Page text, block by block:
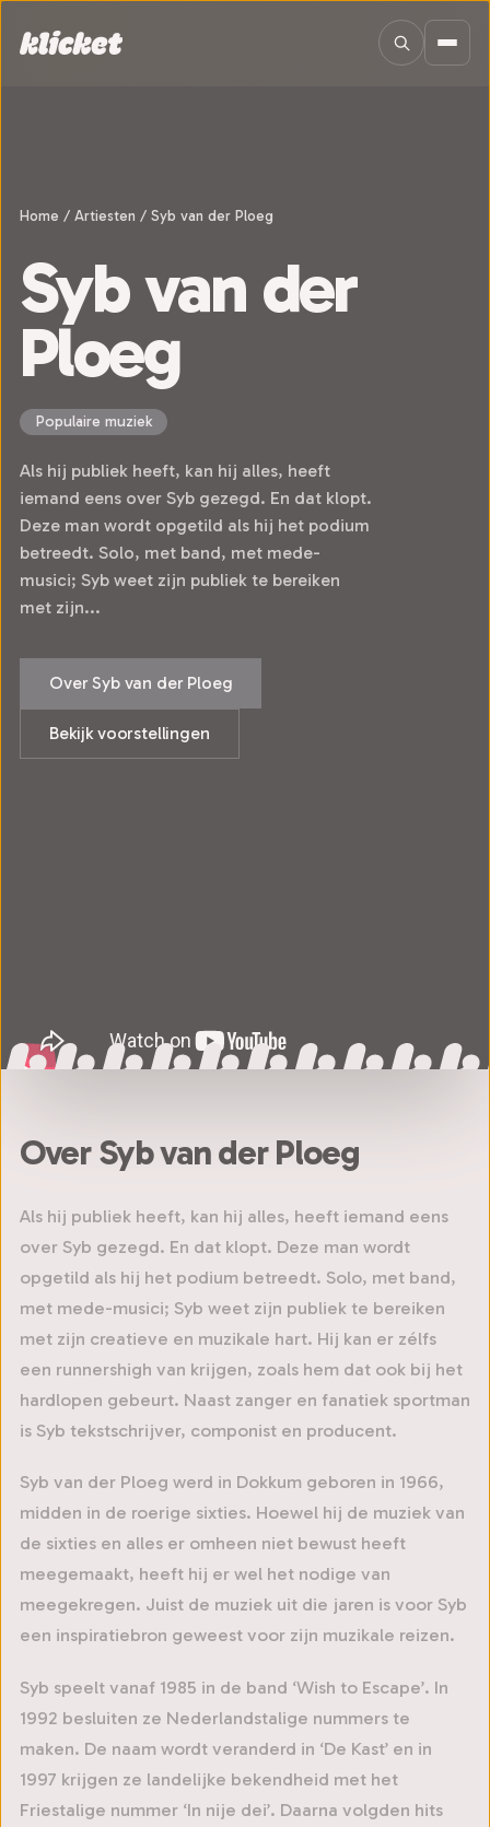
Home / Artiesten / Syb van der Ploeg
Syb van der
Ploeg
Populaire muziek
Als hij publiek heeft, kan hij alles, heeft
iemand eens over Syb gezegd. En dat klopt.
Deze man wordt opgetild als hij het podium
betreedt. Solo, met band, met mede-
musici; Syb weet zijn publiek te bereiken
met zijn...
Over Syb van der Ploeg
Bekijk voorstellingen
Over Syb van der Ploeg
Als hij publiek heeft, kan hij alles, heeft iemand eens
over Syb gezegd. En dat klopt. Deze man wordt
opgetild als hij het podium betreedt. Solo, met band,
met mede-musici; Syb weet zijn publiek te bereiken
met zijn creatieve en muzikale hart. Hij kan er zélfs
een runnershigh van krijgen, zoals hem dat ook bij het
hardlopen gebeurt. Naast zanger en fanatiek sportman
is Syb tekstschrijver, componist en producent.
Syb van der Ploeg werd in Dokkum geboren in 1966,
midden in de roerige sixties. Hoewel hij de muziek van
de sixties en alles er omheen niet bewust heeft
meegemaakt, heeft hij er wel het nodige van
meegekregen. Juist de muziek uit die jaren is voor Syb
een inspiratiebron geweest voor zijn muzikale reizen.
Syb speelt vanaf 1985 in de band ‘Wish to Escape’. In
1992 besluiten ze Nederlandstalige nummers te
maken. De naam wordt veranderd in ‘De Kast’ en in
1997 krijgen ze landelijke bekendheid met het
Friestalige nummer ‘In nije dei’. Daarna volgden hits